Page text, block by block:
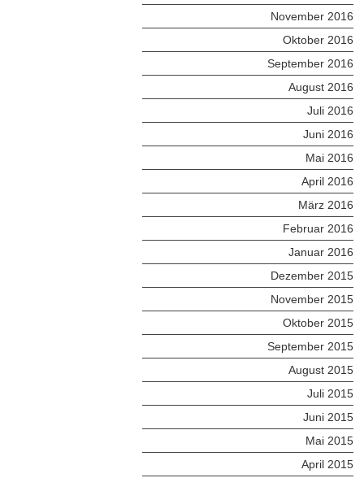
November 2016
Oktober 2016
September 2016
August 2016
Juli 2016
Juni 2016
Mai 2016
April 2016
März 2016
Februar 2016
Januar 2016
Dezember 2015
November 2015
Oktober 2015
September 2015
August 2015
Juli 2015
Juni 2015
Mai 2015
April 2015